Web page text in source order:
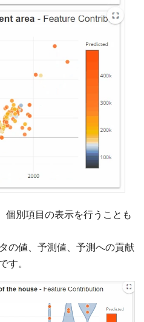
個別項目の表示を行うことも
の値、予測値、予測への貢献
す。